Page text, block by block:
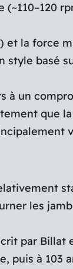
la force
style basé
à un
que
les
par Billat
puis à 103